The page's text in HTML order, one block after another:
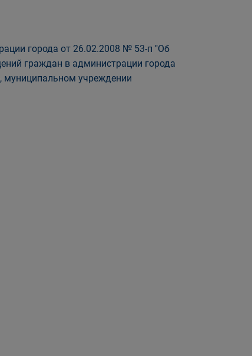
города от 26.02.2008 № 53-п "Об
граждан в администрации города
муниципальном учреждении